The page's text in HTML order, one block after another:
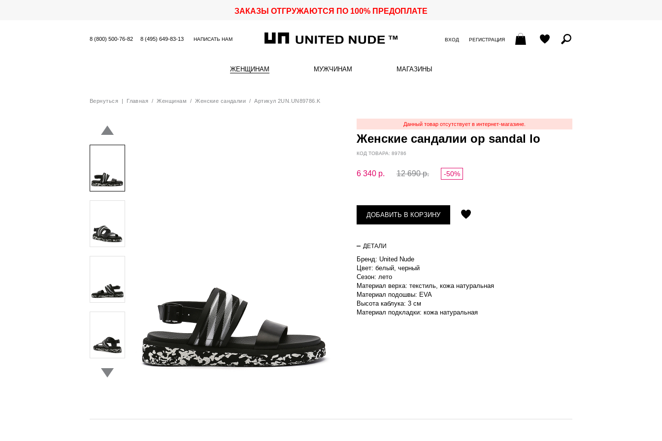
ЗАКАЗЫ ОТГРУЖАЮТСЯ ПО 100% ПРЕДОПЛАТЕ
8 (800) 500-76-82 8 (495) 649-83-13 НАПИСАТЬ НАМ ВХОД РЕГИСТРАЦИЯ
ЖЕНЩИНАМ МУЖЧИНАМ МАГАЗИНЫ
Вернуться| Главная /Женщинам /Женские сандалии / Артикул 2UN.UN89786.K
Данный товар отсутствует в интернет-магазине.
Женские сандалии op sandal lo
КОД ТОВАРА: 89786
6 340 р. 12 690 р. -50%
ДОБАВИТЬ В КОРЗИНУ
ДЕТАЛИ
Бренд: United Nude
Цвет: белый, черный
Сезон: лето
Материал верха: текстиль, кожа натуральная
Материал подошвы: EVA
Высота каблука: 3 см
Материал подкладки: кожа натуральная